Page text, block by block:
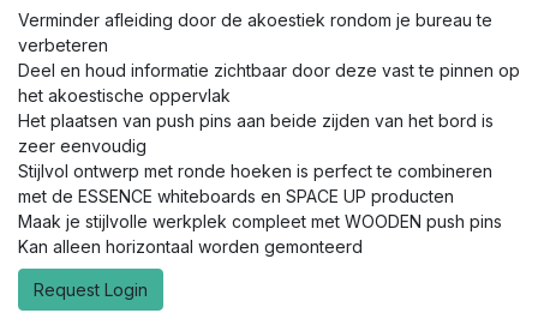
Verminder afleiding door de akoestiek rondom je bureau te
verbeteren
Deel en houd informatie zichtbaar door deze vast te pinnen op
het akoestische oppervlak
Het plaatsen van push pins aan beide zijden van het bord is
zeer eenvoudig
Stijlvol ontwerp met ronde hoeken is perfect te combineren
met de ESSENCE whiteboards en SPACE UP producten
Maak je stijlvolle werkplek compleet met WOODEN push pins
Kan alleen horizontaal worden gemonteerd
Request Login